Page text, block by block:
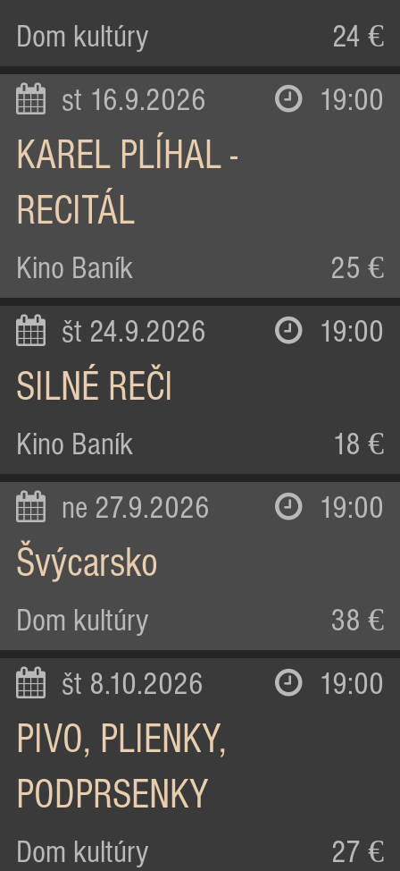
Dom kultúry 24 €
st 16.9.2026 19:00
KAREL PLÍHAL -
RECITÁL
Kino Baník 25 €
št 24.9.2026 19:00
SILNÉ REČI
Kino Baník 18 €
ne 27.9.2026 19:00
Švýcarsko
Dom kultúry 38 €
št 8.10.2026 19:00
PIVO, PLIENKY,
PODPRSENKY
Dom kultúry 27 €